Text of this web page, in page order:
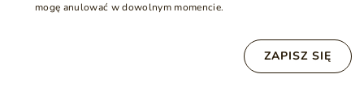
mogę anulować w dowolnym momencie.
ZAPISZ SIĘ